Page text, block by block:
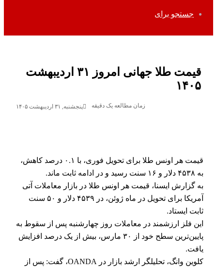
جستجو برای
قیمت طلا جهانی امروز ۳۱ اردیبهشت
۱۴۰۵
پنجشنبه, ۳۱ اردیبهشت ۱۴۰۵ زمان مطالعه یک دقیقه
قیمت هر اونس طلا برای تحویل فوری، با ۰.۱ درصد کاهش،
به ۴۵۳۸ دلار و ۱۶ سنت رسید و در ادامه ثابت ماند.
به گزارش ایسنا، قیمت هر اونس طلا در بازار معاملات آتی
آمریکا برای تحویل در ماه ژوئن، در ۴۵۳۹ دلار و ۵۰ سنت
ثابت ایستاد.
این فلز ارزشمند در معاملات روز چهارشنبه پس از سقوط به
پایین‌ترین سطح خود از ۳۰ مارس، بیش از یک درصد افزایش
یافت.
کلوین وانگ، تحلیلگر ارشد بازار در OANDA، گفت: پس از